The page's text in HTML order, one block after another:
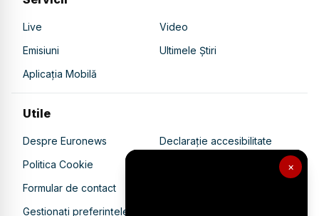
×
Live
Video
Emisiuni
Ultimele Știri
Aplicația Mobilă
Utile
Despre Euronews
Declarație accesibilitate
Politica Cookie
Politica de confidențialitate
Formular de contact
Gestionați preferințele